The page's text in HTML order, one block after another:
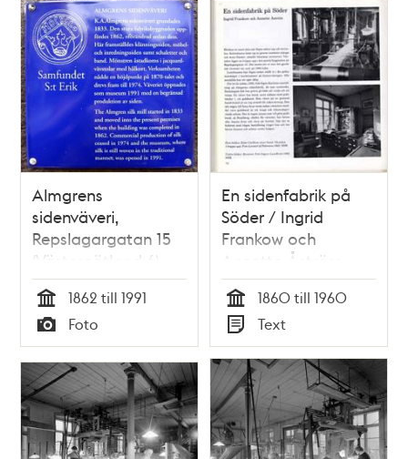
Almgrens
sidenväveri,
Repslagargatan 15
(Västergötland 6)
Tid
1862 till 1991
Typ
Foto
En sidenfabrik på
Söder / Ingrid
Frankow och
Annette Åström
Tid
1860 till 1960
Typ
Text